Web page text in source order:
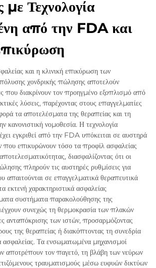
με Τεχνολογία
από την FDA και
και η κλινική επικύρωση των
χονδρικής πώλησης αποτελούν
που διακρίνουν τον προηγμένο εξοπλισμό από
λύσεις, παρέχοντας στους επαγγελματίες
τα αποτελέσματα της θεραπείας και τη
νομοθεσία. Η τεχνολογία
εγκριθεί από την FDA υπόκειται σε αυστηρά
επικυρώνουν τόσο τα προφίλ ασφαλείας
διασφαλίζοντας ότι οι
πληρούν τις αυστηρές ρυθμίσεις για
απαιτούνται σε επαγγελματικά θεραπευτικά
εκτενή χαρακτηριστικά ασφαλείας
συστήματα παρακολούθησης της
συνεχώς τη θερμοκρασία των πλακών
ανταπόκρισης των ιστών, προσαρμόζοντας
της θεραπείας ή διακόπτοντας τη συνεδρία
ασφαλείας. Τα ενσωματωμένα μηχανισμοί
αποτρέπουν τον παγετό, τη βλάβη των νεύρων
τραυματισμούς μέσω ευφυών δικτύων